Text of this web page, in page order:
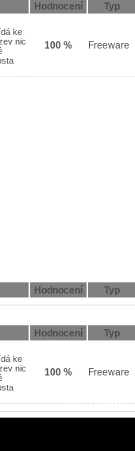
Hodnocení Typ
ke
nic
100 % Freeware
Hodnocení Typ
Hodnocení Typ
ke
nic
100 % Freeware